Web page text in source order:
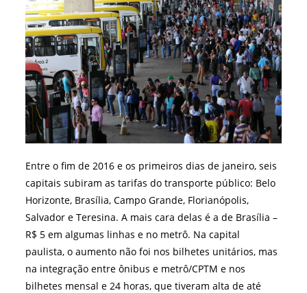
Entre o fim de 2016 e os primeiros dias de janeiro, seis
capitais subiram as tarifas do transporte público: Belo
Horizonte, Brasília, Campo Grande, Florianópolis,
Salvador e Teresina. A mais cara delas é a de Brasília –
R$ 5 em algumas linhas e no metrô. Na capital
paulista, o aumento não foi nos bilhetes unitários, mas
na integração entre ônibus e metrô/CPTM e nos
bilhetes mensal e 24 horas, que tiveram alta de até